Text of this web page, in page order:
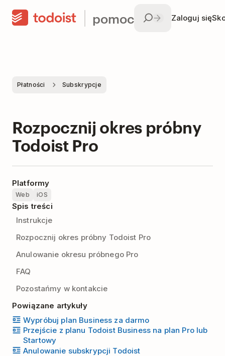
pomoc Zaloguj się
Płatności Subskrypcje
Rozpocznij okres próbny
Todoist Pro
Platformy
Web iOS
Spis treści
Instrukcje
Rozpocznij okres próbny Todoist Pro
Anulowanie okresu próbnego Pro
FAQ
Pozostańmy w kontakcie
Powiązane artykuły
Wypróbuj plan Business za darmo
Przejście z planu Todoist Business na plan Pro lub
Startowy
Anulowanie subskrypcji Todoist